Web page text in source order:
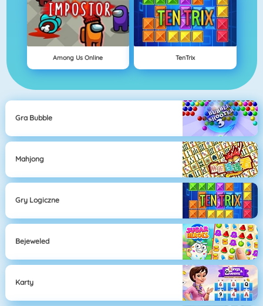
Among Us Online TenTrix
Gra Bubble
Mahjong
Gry Logiczne
Bejeweled
Karty